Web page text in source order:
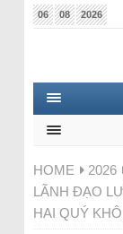
06 08 2026
HOME 2026
LÃNH ĐẠO
HAI QUÝ